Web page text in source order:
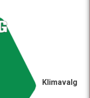
Klimavalg